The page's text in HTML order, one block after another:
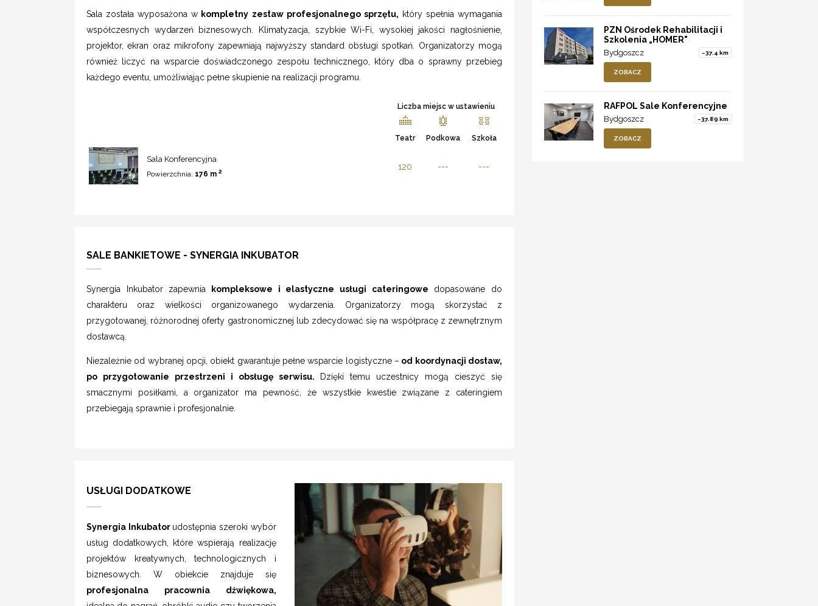
Sala została wyposażona w kompletny zestaw profesjonalnego sprzętu, który spełnia wymagania
współczesnych wydarzeń biznesowych. Klimatyzacja, szybkie Wi-Fi, wysokiej jakości nagłośnienie,
projektor, ekran oraz mikrofony zapewniają najwyższy standard obsługi spotkań. Organizatorzy mogą
również liczyć na wsparcie doświadczonego zespołu technicznego, który dba o sprawny przebieg
każdego eventu, umożliwiając pełne skupienie na realizacji programu.
Liczba miejsc w ustawieniu
Teatr Podkowa Szkoła
Sala Konferencyjna
Powierzchnia: 176 m 2 120 --- ---
SALE BANKIETOWE - SYNERGIA INKUBATOR
Synergia Inkubator zapewnia kompleksowe i elastyczne usługi cateringowe dopasowane do
charakteru oraz wielkości organizowanego wydarzenia. Organizatorzy mogą skorzystać z
przygotowanej, różnorodnej oferty gastronomicznej lub zdecydować się na współpracę z zewnętrznym
dostawcą.
Niezależnie od wybranej opcji, obiekt gwarantuje pełne wsparcie logistyczne – od koordynacji dostaw,
po przygotowanie przestrzeni i obsługę serwisu.
Dzięki temu uczestnicy mogą cieszyć się
smacznymi posiłkami, a organizator ma pewność, że wszystkie kwestie związane z cateringiem
przebiegają sprawnie i profesjonalnie.
USŁUGI DODATKOWE
Synergia Inkubator udostępnia szeroki wybór
usług dodatkowych, które wspierają realizację
projektów kreatywnych, technologicznych i
biznesowych. W obiekcie znajduje się
profesjonalna pracownia dźwiękowa,
PZN Ośrodek Rehabilitacji i
Szkolenia „HOMER"
Bydgoszcz ~37.4 km
ZOBACZ
RAFPOL Sale Konferencyjne
Bydgoszcz ~37.89 km
ZOBACZ